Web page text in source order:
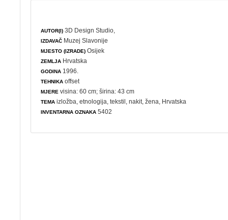
AUTOR(I) 3D Design Studio,
IZDAVAČ Muzej Slavonije
MJESTO (IZRADE) Osijek
ZEMLJA Hrvatska
GODINA 1996.
TEHNIKA offset
MJERE visina: 60 cm; širina: 43 cm
TEMA izložba ,etnologija ,tekstil ,nakit ,žena , Hrvatska
INVENTARNA OZNAKA 5402